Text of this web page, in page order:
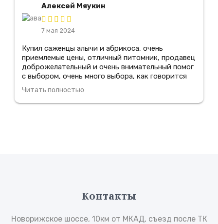
этот магазин всем своим знакомым
Алексей Мяукин
7 мая 2024
Купил саженцы алычи и абрикоса, очень
приемлемые цены, отличный питомник, продавец
доброжелательный и очень внимательный помог
с выбором, очень много выбора, как говорится
цена-качество, все прижилось, очень
понравилось зайду еще, всем советую туда
зайди!
Читать полностью
Контакты
Новорижское шоссе, 10км от МКАД, съезд после ТК